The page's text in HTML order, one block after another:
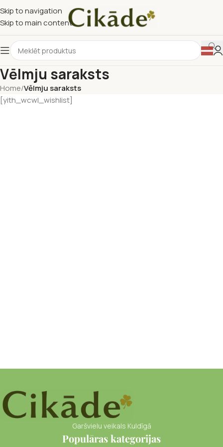
Skip to navigation
Skip to main content
Vēlmju saraksts
Home/Vēlmju saraksts
[yith_wcwl_wishlist]
Garšvielu veikals Kuldīgā
Populāras kategorijas